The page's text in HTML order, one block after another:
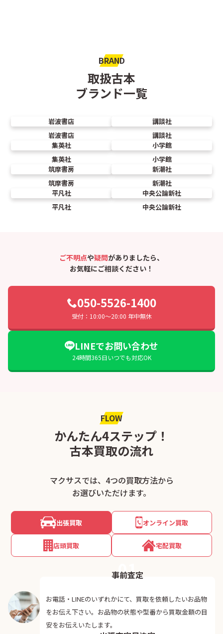
BRAND
取扱古本
ブランド一覧
岩波書店
岩波書店
講談社
講談社
集英社
集英社
小学館
小学館
筑摩書房
筑摩書房
新潮社
新潮社
平凡社
平凡社
中央公論新社
中央公論新社
ご不明点や疑問がありましたら、
お気軽にご相談ください！
050-5526-1400
受付：10:00〜20:00 年中無休
LINEでお問い合わせ
24時間365日いつでも対応OK
FLOW
かんたん4ステップ！
古本買取の流れ
マクサスでは、4つの買取方法から
お選びいただけます。
出張買取 オンライン買取
店頭買取 宅配買取
01
事前査定
お電話・LINEのいずれかにて、買取を依頼したいお品物
をお伝え下さい。お品物の状態や型番から買取金額の目
安をお伝えいたします。